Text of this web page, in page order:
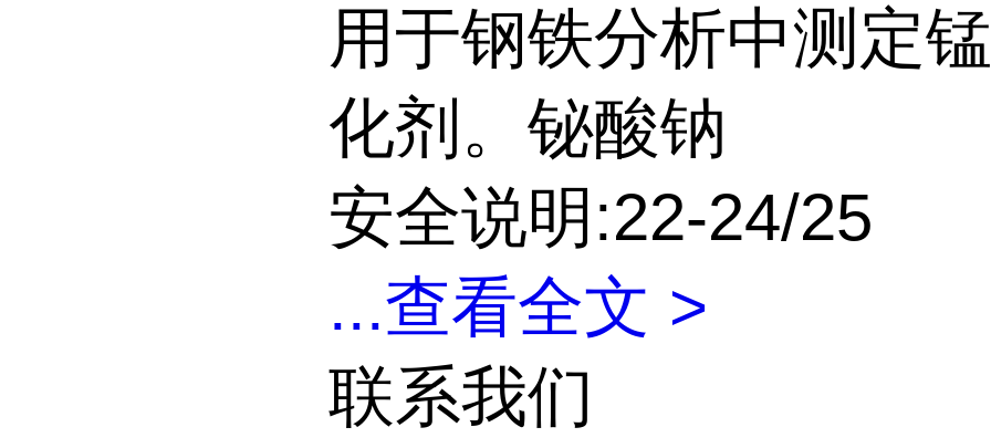
用于钢铁分析中测定
化剂。铋酸钠
安全说明:22-24/25
...查看全文 >
联系我们